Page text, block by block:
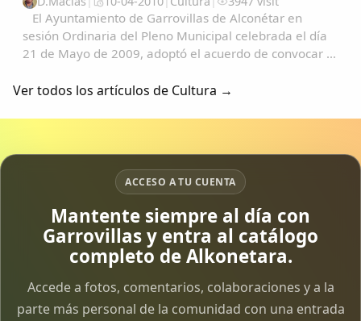
El Ayuntamiento de Garrovillas de Alconétar en
sesión Ordinaria del Pleno Municipal celebrada el día
21 de Mayo de 2009, adoptó el acuerdo de convocar el
sujeción a las siguientes Bases que...
Ver todos los artículos de Cultura →
ACCESO A TU CUENTA
Mantente siempre al día con
Garrovillas y entra al catálogo
completo de Alkonetara.
Accede a fotos, comentarios, colaboraciones y a la
parte más personal de la comunidad con una entrada